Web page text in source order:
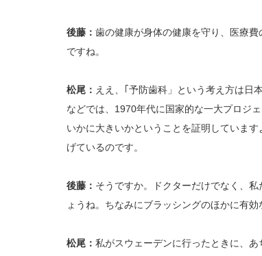
後藤： 歯の健康が身体の健康を守り、医療
ですね。
松尾： ええ、｢予防歯科」という考え方は日
などでは、1970年代に国家的な一大プロジ
いかに大きいかということを証明していま
げているのです。
後藤： そうですか。ドクターだけでなく、
ょうね。ちなみにブラッシングのほかに有
松尾： 私がスウェーデンに行ったときに、